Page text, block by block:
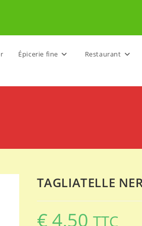
Épicerie fine Restaurant
TAGLIATELLE
€ 4,50 TTC